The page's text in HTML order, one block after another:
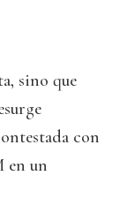
sino que
con
en un